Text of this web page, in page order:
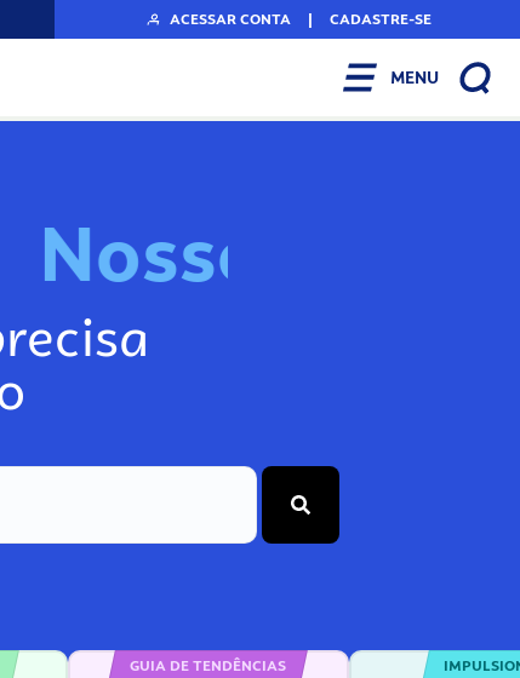
ACESSAR CONTA | CADASTRE-SE
MENU
Nosso
GUIA DE TENDÊNCIAS